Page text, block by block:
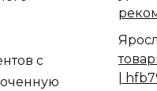
с
|